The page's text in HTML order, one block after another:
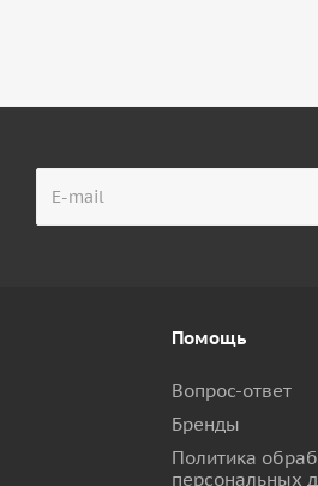
Помощь
Вопрос-ответ
Бренды
Политика
персональных